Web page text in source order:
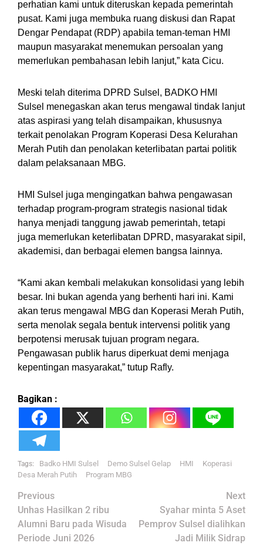
perhatian kami untuk diteruskan kepada pemerintah
pusat. Kami juga membuka ruang diskusi dan Rapat
Dengar Pendapat (RDP) apabila teman-teman HMI
maupun masyarakat menemukan persoalan yang
memerlukan pembahasan lebih lanjut,” kata Cicu.
Meski telah diterima DPRD Sulsel, BADKO HMI
Sulsel menegaskan akan terus mengawal tindak lanjut
atas aspirasi yang telah disampaikan, khususnya
terkait penolakan Program Koperasi Desa Kelurahan
Merah Putih dan penolakan keterlibatan partai politik
dalam pelaksanaan MBG.
HMI Sulsel juga mengingatkan bahwa pengawasan
terhadap program-program strategis nasional tidak
hanya menjadi tanggung jawab pemerintah, tetapi
juga memerlukan keterlibatan DPRD, masyarakat sipil,
akademisi, dan berbagai elemen bangsa lainnya.
“Kami akan kembali melakukan konsolidasi yang lebih
besar. Ini bukan agenda yang berhenti hari ini. Kami
akan terus mengawal MBG dan Koperasi Merah Putih,
serta menolak segala bentuk intervensi politik yang
berpotensi merusak tujuan program negara.
Pengawasan publik harus diperkuat demi menjaga
kepentingan masyarakat,” tutup Rafly.
Bagikan :
Tags: Badko HMI Sulsel Demo Sulsel Gelap HMI
Koperasi
Desa Merah Putih
Program MBG
Post
navigation
Previous
Unhas Hasilkan 2 ribu
Alumni Baru pada Wisuda
Periode Juni 2026
Next
Syahar minta 5 Aset
Pemprov Sulsel dialihkan
Jadi Milik Sidrap